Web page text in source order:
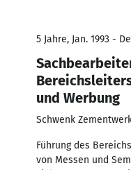
5 Jahre, Jan. 1993 -
und Werbung
Schwenk
Führung des
von Messen und